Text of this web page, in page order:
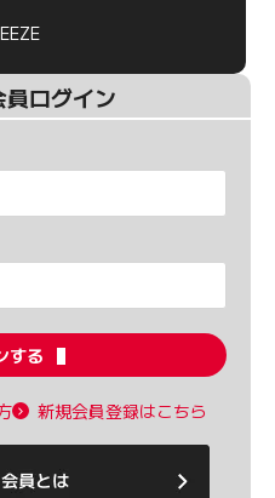
ログイン
する
新規会員登録はこちら